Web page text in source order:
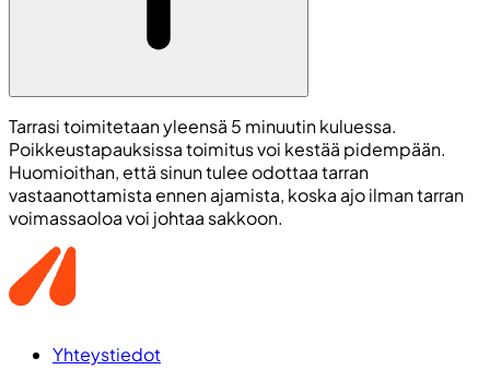
Tarrasi toimitetaan yleensä 5 minuutin kuluessa.
Poikkeustapauksissa toimitus voi kestää pidempään.
Huomioithan, että sinun tulee odottaa tarran
vastaanottamista ennen ajamista, koska ajo ilman tarran
voimassaoloa voi johtaa sakkoon.
Yhteystiedot